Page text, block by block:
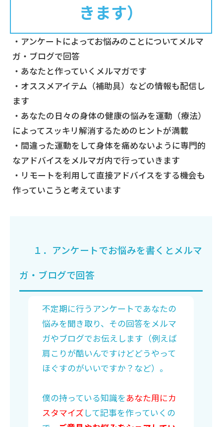
きます）
・アンケートによってお悩みのことについてメルマ
ガ・ブログで回答
・あなたと作っていくメルマガです
・オススメアイテム（補助具）などの情報も配信し
ます
・あなたの日々の身体の健康の悩みを運動（療法）
によってスッキリ解消するためのヒントが満載
・間違った運動をして身体を痛めないように専門的
なアドバイスをメルマガ内で行っていきます
・リモートを利用して直接アドバイスをする機会も
作っていこうと考えています
１．アンケートでお悩みを書くとメルマ
ガ・ブログで回答
不定期に行うアンケートであなたの
悩みを聞き取り、その回答をメルマ
ガやブログでお伝えします（例えば
肩こりが酷いんですけどどうやって
ほぐすのがいいですか？など）。
僕の持っている知識をあなた用にカ
スタマイズ して記事を作っていくの